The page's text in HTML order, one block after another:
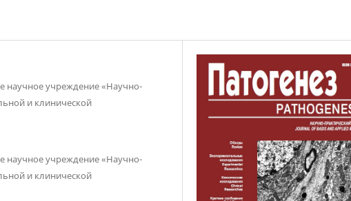
научное учреждение «Научно-
и клинической
научное учреждение «Научно-
и клинической